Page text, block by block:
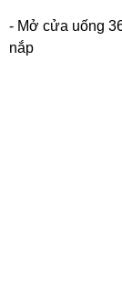
- Mở cửa uống
nắp